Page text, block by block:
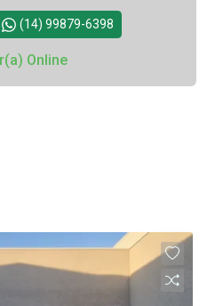
(14) 99879-6398
Online